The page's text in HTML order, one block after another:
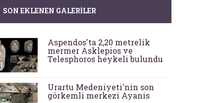
SON EKLENEN GALERILER
Aspendos'ta 2,20 metrelik
mermer Asklepios ve
Telesphoros heykeli bulundu
Urartu Medeniyeti'nin son
görkemli merkezi Ayanis